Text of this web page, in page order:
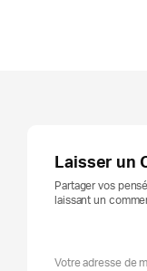
Laisser un
Partager vos
laissant un
Votre adresse de